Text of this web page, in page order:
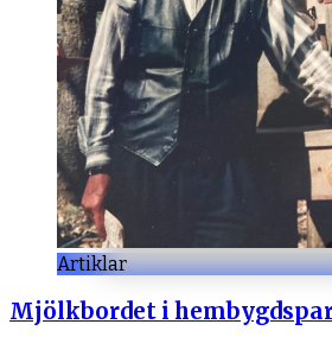
Artiklar
Mjölkbordet i